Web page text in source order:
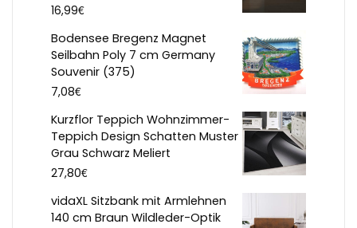
16,99€
Bodensee Bregenz Magnet
Seilbahn Poly 7 cm Germany
Souvenir (375)
7,08€
Kurzflor Teppich Wohnzimmer-
Teppich Design Schatten Muster
Grau Schwarz Meliert
27,80€
vidaXL Sitzbank mit Armlehnen
140 cm Braun Wildleder-Optik